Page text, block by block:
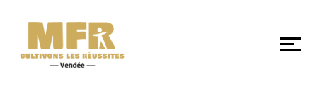
DÉCOUVRIR
NOS
MFR